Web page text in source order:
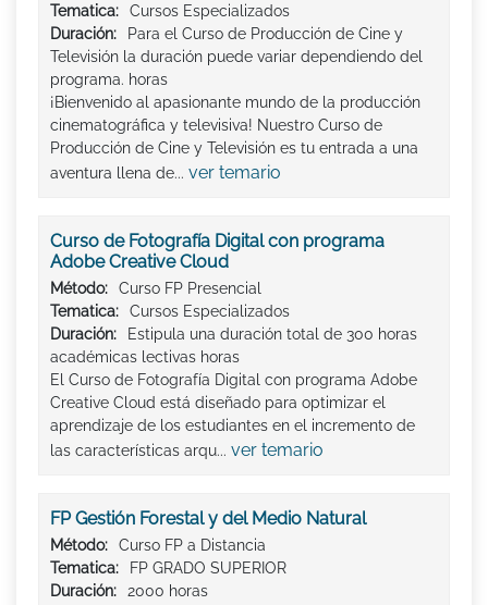
Tematica:
Cursos Especializados
Duración:
Para el Curso de Producción de Cine y
Televisión la duración puede variar dependiendo del
programa. horas
¡Bienvenido al apasionante mundo de la producción
cinematográfica y televisiva! Nuestro Curso de
Producción de Cine y Televisión es tu entrada a una
aventura llena de... ver temario
Curso de Fotografía Digital con programa
Adobe Creative Cloud
Método:
Curso FP Presencial
Tematica:
Cursos Especializados
Duración:
Estipula una duración total de 300 horas
académicas lectivas horas
El Curso de Fotografía Digital con programa Adobe
Creative Cloud está diseñado para optimizar el
aprendizaje de los estudiantes en el incremento de
las características arqu... ver temario
FP Gestión Forestal y del Medio Natural
Método:
Curso FP a Distancia
Tematica:
FP GRADO SUPERIOR
Duración:
2000 horas